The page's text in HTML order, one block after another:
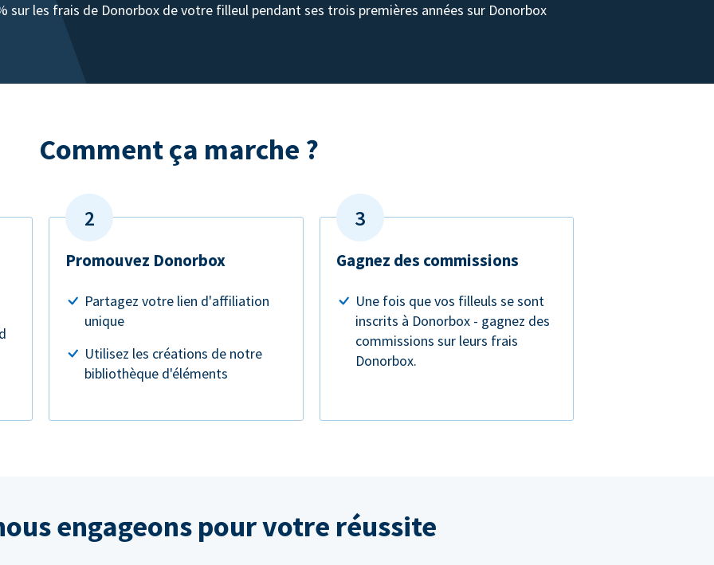
sur les frais de Donorbox de votre filleul pendant ses trois premières années sur Donorbox
Comment ça marche ?
Promouvez Donorbox
Partagez votre lien d'affiliation
unique
Utilisez les créations de notre
bibliothèque d'éléments
Gagnez des commissions
Une fois que vos filleuls se sont
inscrits à Donorbox - gagnez des
commissions sur leurs frais
Donorbox.
engageons pour votre réussite